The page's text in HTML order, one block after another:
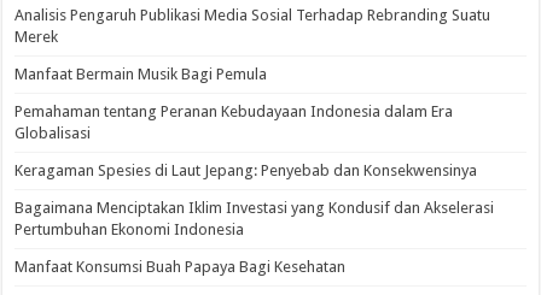
Analisis Pengaruh Publikasi Media Sosial Terhadap Rebranding Suatu
Merek
Manfaat Bermain Musik Bagi Pemula
Pemahaman tentang Peranan Kebudayaan Indonesia dalam Era
Globalisasi
Keragaman Spesies di Laut Jepang: Penyebab dan Konsekwensinya
Bagaimana Menciptakan Iklim Investasi yang Kondusif dan Akselerasi
Pertumbuhan Ekonomi Indonesia
Manfaat Konsumsi Buah Papaya Bagi Kesehatan